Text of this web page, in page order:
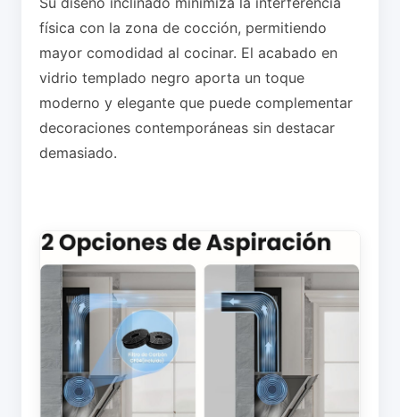
física con la zona de cocción, permitiendo
mayor comodidad al cocinar. El acabado en
vidrio templado negro aporta un toque
moderno y elegante que puede complementar
decoraciones contemporáneas sin destacar
demasiado.